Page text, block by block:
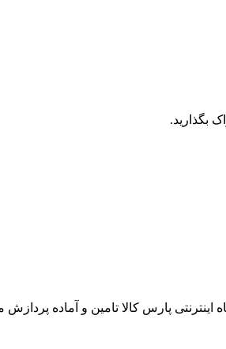
بگذارید.
پارس کالا تامین و آماده